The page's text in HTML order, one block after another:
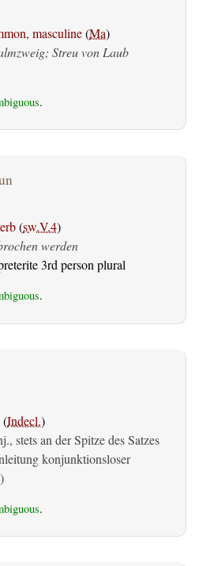
masculine(Ma)
Streu von Laub
.
(sw.V.4)
werden
3rd person plural
.
(Indecl.)
stets an der Spitze des Satzes
konjunktionsloser
)
.